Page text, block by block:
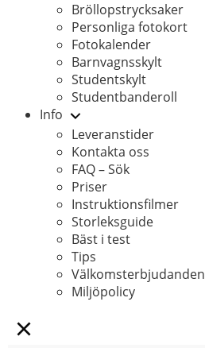
Bröllopstrycksaker
Personliga fotokort
Fotokalender
Barnvagnsskylt
Studentskylt
Studentbanderoll
Info
Leveranstider
Kontakta oss
FAQ – Sök
Priser
Instruktionsfilmer
Storleksguide
Bäst i test
Tips
Välkomsterbjudanden
Miljöpolicy